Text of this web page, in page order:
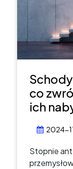
co
ich
2024-
Stopnie